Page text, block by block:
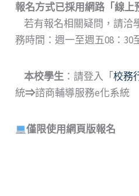
報名方式已採用網路「線上
若有報名相關疑問，請洽
務時間：週一至週五08：30
本校學生：請登入「校務
統⇒諮商輔導服務e化系統
僅限使用網頁版報名